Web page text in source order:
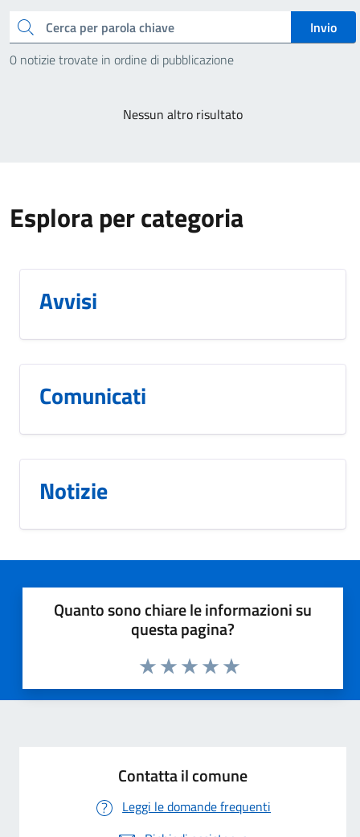
Cerca
Invio
0 notizie trovate in ordine di pubblicazione
Nessun altro risultato
Esplora per categoria
Avvisi
Comunicati
Notizie
Quanto sono chiare le informazioni su
questa pagina?
Valuta 5 stelle su 5
Valuta 4 stelle su 5
Valuta 3 stelle su 5
Valuta 2 stelle su 5
Valuta 1 stelle su 5
Contatta il comune
Leggi le domande frequenti